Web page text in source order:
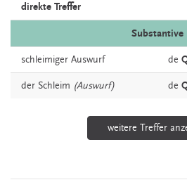
direkte Treffer
Substantive
schleimiger Auswurf de
der Schleim (Auswurf) de
weitere Treffer